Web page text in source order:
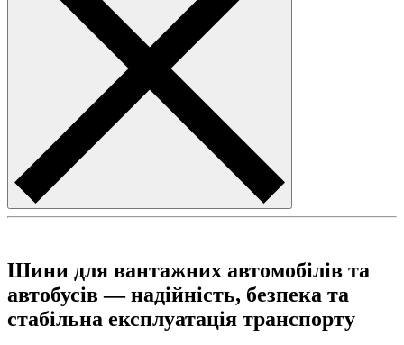
Шини для вантажних автомобілів та
автобусів — надійність, безпека та
стабільна експлуатація транспорту